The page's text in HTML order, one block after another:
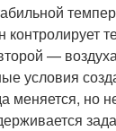
контролирует
—
условия
меняется, но